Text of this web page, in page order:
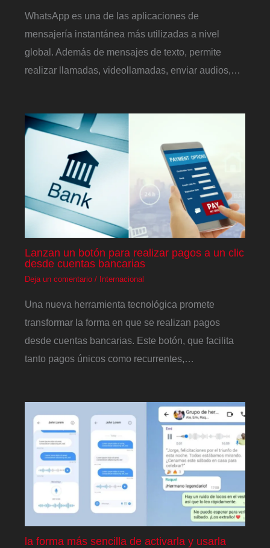
WhatsApp es una de las aplicaciones de
mensajería instantánea más utilizadas a nivel
global. Además de mensajes de texto, permite
realizar llamadas, videollamadas, enviar audios,…
Lanzan un botón para realizar pagos a un clic
desde cuentas bancarias
Deja un comentario / Internacional
Una nueva herramienta tecnológica promete
transformar la forma en que se realizan pagos
desde cuentas bancarias. Este botón, que facilita
tanto pagos únicos como recurrentes,…
la forma más sencilla de activarla y usarla